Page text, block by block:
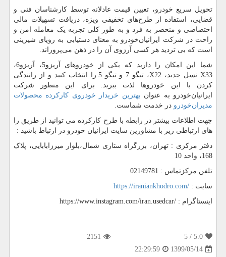
تحویل سریع خودرو، تعیین قیمت عادلانه توسط کارشناسان فنی و
قضایی، استفاده از طرح‌های تخفیفی ویژه، دریافت تسهیلات مالی
اختصاصی و منحصر به فرد و به طور کلی تجربه یک معامله امن و
راحت در شرکت ایرانیان‌خودرو به معنای دستیابی به رویای شیرینی
است که بی تردید هر کسی آرزوی آن را در ذهن می‌پروراند.
شما این امکان را دارید که یکی از خودروهای آریزو5، آریزو6،
X33 نسل جدید، X22، تیگو 7 و تیگو5 را انتخاب کنید و از رانندگی
کردن با این خودروها لذت ببرید. برای این منظور شرکت
ایرانیان‌خودرو به عنوان بهترین خریدار خودروی کارکرده محصولات
مدیران‌خودرو در خدمت شماست.
جهت اطلاعات بیشتر در رابطه با طرح کارکرده می توانید از طریق را
های ارتباطی زیر با مشاورین سایت ایرانیان خودرو در ارتباط باشید :
دفتر مرکزی : تهران، بزرگراه ستاری شمال،بلوار میرزابابایی، پلاک
168، واحد 10
تلفن مرکزتماس : 02149781
سایت : https://iraniankhodro.com/
اینستاگرام : https://www.instagram.com/iran.usedcar/
5.0
/ 5
2151
1399/05/14
22:29:59